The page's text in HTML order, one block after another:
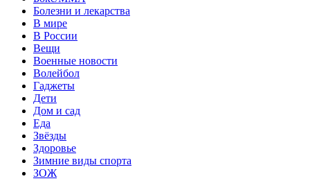
Болезни и лекарства
В мире
В России
Вещи
Военные новости
Волейбол
Гаджеты
Дети
Дом и сад
Еда
Звёзды
Здоровье
Зимние виды спорта
ЗОЖ